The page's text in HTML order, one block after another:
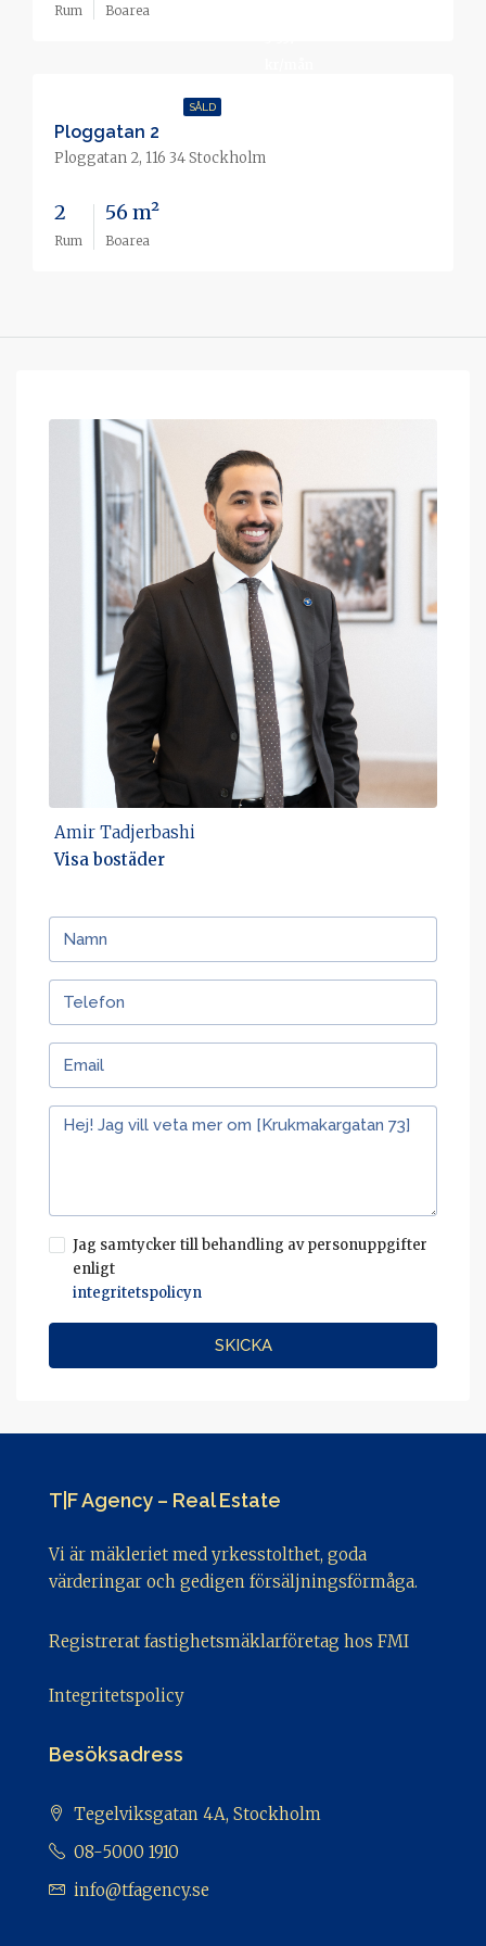
Rum Boarea
SÅLD
Ploggatan 2
Ploggatan 2, 116 34 Stockholm
2
Rum
56 m²
Boarea
Amir Tadjerbashi
Visa bostäder
Jag samtycker till behandling av personuppgifter
enligt
integritetspolicyn
SKICKA
T|F Agency – Real Estate
Vi är mäkleriet med yrkesstolthet, goda
värderingar och gedigen försäljningsförmåga.
Registrerat fastighetsmäklarföretag hos FMI
Integritetspolicy
Besöksadress
Tegelviksgatan 4A, Stockholm
08-5000 1910
info@tfagency.se